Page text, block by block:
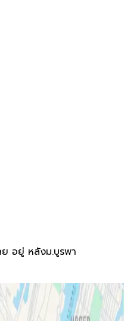
ย อยู่ หลังม.บูรพา